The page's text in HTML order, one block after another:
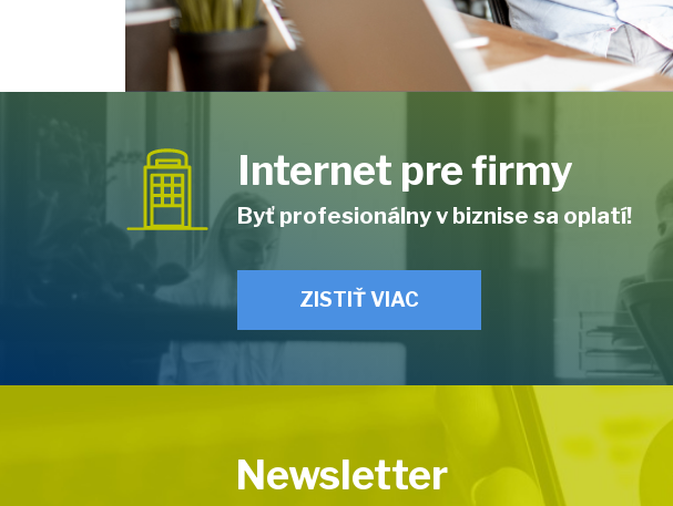
Internet pre firmy
Byť profesionálny v biznise sa oplatí!
ZISTIŤ VIAC
Newsletter